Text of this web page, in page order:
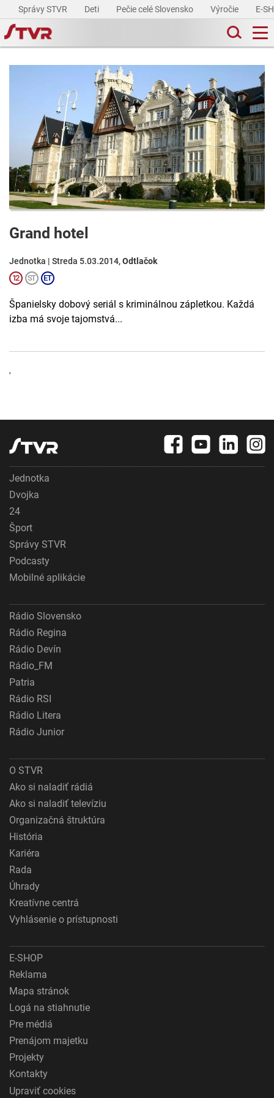
Správy STVR Deti Pečie celé Slovensko Výročie E-
Grand hotel
Jednotka | Streda 5.03.2014,Odtlačok
Španielsky dobový seriál s kriminálnou zápletkou. Každá
izba má svoje tajomstvá...
,
Jednotka
Dvojka
24
Šport
Správy STVR
Podcasty
Mobilné aplikácie
Rádio Slovensko
Rádio Regina
Rádio Devín
Rádio_FM
Patria
Rádio RSI
Rádio Litera
Rádio Junior
O STVR
Ako si naladiť rádiá
Ako si naladiť televíziu
Organizačná štruktúra
História
Kariéra
Rada
Úhrady
Kreatívne centrá
Vyhlásenie o prístupnosti
E-SHOP
Reklama
Mapa stránok
Logá na stiahnutie
Pre médiá
Prenájom majetku
Projekty
Kontakty
Upraviť cookies